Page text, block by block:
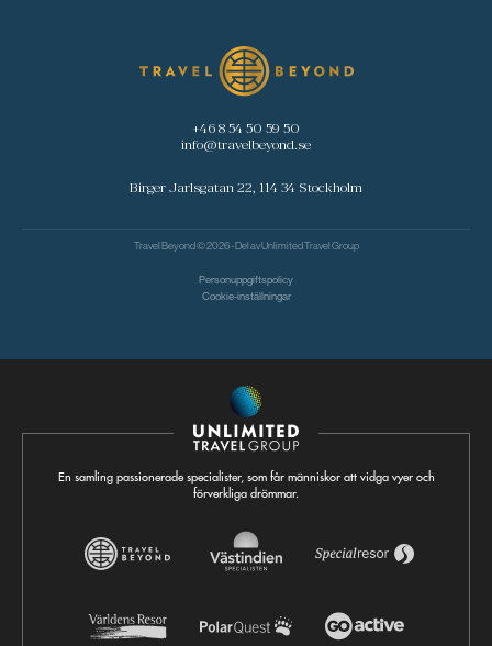
+46 8 54 50 59 50
info@travelbeyond.se
Birger Jarlsgatan 22, 114 34 Stockholm
Travel Beyond © 2026 - Del avUnlimited Travel Group
Personuppgiftspolicy
Cookie-inställningar
En samling passionerade specialister, som får människor att vidga vyer och
förverkliga drömmar.